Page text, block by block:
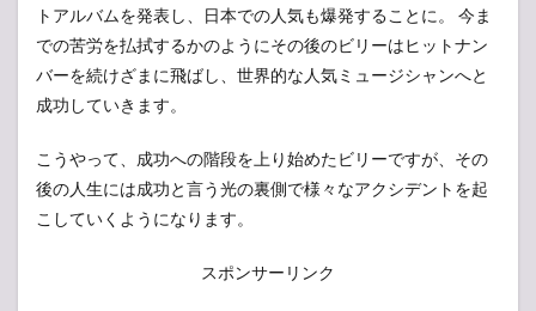
トアルバムを発表し、日本での人気も爆発することに。 今ま
での苦労を払拭するかのようにその後のビリーはヒットナン
バーを続けざまに飛ばし、世界的な人気ミュージシャンへと
成功していきます。
こうやって、成功への階段を上り始めたビリーですが、その
後の人生には成功と言う光の裏側で様々なアクシデントを起
こしていくようになります。
スポンサーリンク